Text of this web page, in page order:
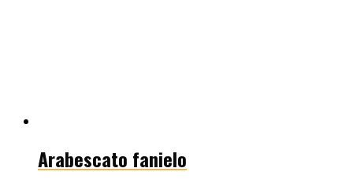
Arabescato fanielo